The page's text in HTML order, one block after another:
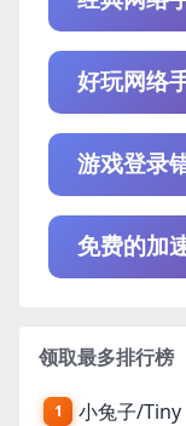
好玩网络
游戏登录
免费的加
领取最多排行榜
1 小兔子/